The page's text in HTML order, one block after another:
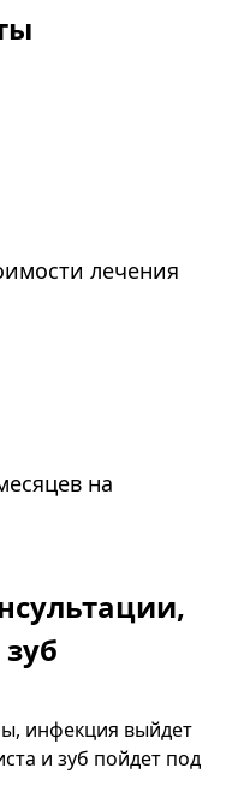
лечения
на
инфекция выйдет
и зуб пойдет под